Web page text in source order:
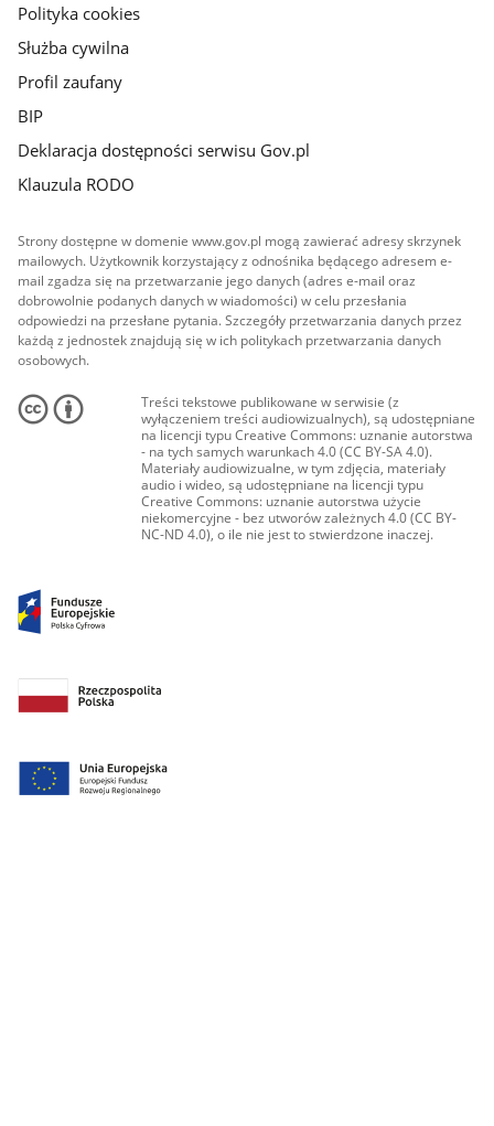
Polityka cookies
Służba cywilna
Profil zaufany
BIP
Deklaracja dostępności serwisu Gov.pl
Klauzula RODO
Strony dostępne w domenie www.gov.pl mogą zawierać adresy skrzynek
mailowych. Użytkownik korzystający z odnośnika będącego adresem e-
mail zgadza się na przetwarzanie jego danych (adres e-mail oraz
dobrowolnie podanych danych w wiadomości) w celu przesłania
odpowiedzi na przesłane pytania. Szczegóły przetwarzania danych przez
każdą z jednostek znajdują się w ich politykach przetwarzania danych
osobowych.
Treści tekstowe publikowane w serwisie (z
wyłączeniem treści audiowizualnych), są udostępniane
na licencji typu Creative Commons: uznanie autorstwa
- na tych samych warunkach 4.0 (CC BY-SA 4.0).
Materiały audiowizualne, w tym zdjęcia, materiały
audio i wideo, są udostępniane na licencji typu
Creative Commons: uznanie autorstwa użycie
niekomercyjne - bez utworów zależnych 4.0 (CC BY-
NC-ND 4.0), o ile nie jest to stwierdzone inaczej.